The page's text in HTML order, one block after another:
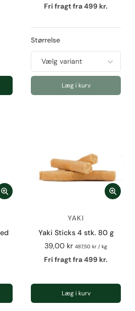
Fri fragt fra 499 kr.
Størrelse
Læg i kurv
YAKI
Yaki Sticks 4 stk. 80 g
39,00 kr 487,50 kr / kg
Fri fragt fra 499 kr.
Læg i kurv